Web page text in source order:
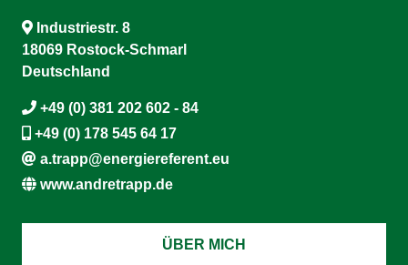
Industriestr. 8
18069 Rostock-Schmarl
Deutschland
+49 (0) 381 202 602 - 84
+49 (0) 178 545 64 17
a.trapp@energiereferent.eu
www.andretrapp.de
ÜBER MICH